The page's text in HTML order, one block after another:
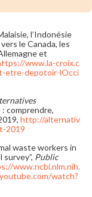
l’Indonésie
le Canada, les
et
www.la-croix.c
etre-depotoir-lOcci
comprendre,
http://alternativ
2019
waste workers in
Public
www.ncbi.nlm.nih.
watch?